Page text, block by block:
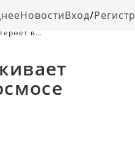
НовостиВход/
в